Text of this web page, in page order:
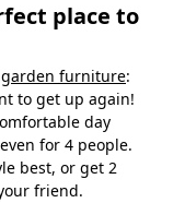
place to
garden furniture:
to get up again!
day
for 4 people.
best, or get 2
friend.